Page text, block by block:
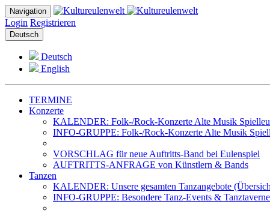
Navigation
Login Registrieren
Deutsch
Deutsch
English
TERMINE
Konzerte
KALENDER: Folk-/Rock-Konzerte Alte Musik
INFO-GRUPPE: Folk-/Rock-Konzerte Alte Musik
VORSCHLAG für neue Auftritts-Band bei Eulenspiel
AUFTRITTS-ANFRAGE von Künstlern & Bands
Tanzen
KALENDER: Unsere gesamten Tanzangebote
INFO-GRUPPE: Besondere Tanz-Events &